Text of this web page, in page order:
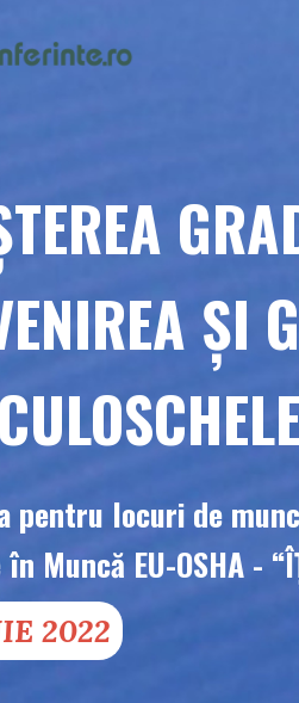
ȘI
pentru locuri de
Muncă EU-OSHA -
2022